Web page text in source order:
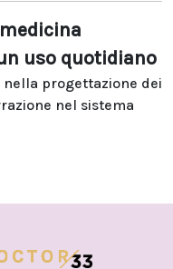
uso quotidiano
progettazione dei
nel sistema